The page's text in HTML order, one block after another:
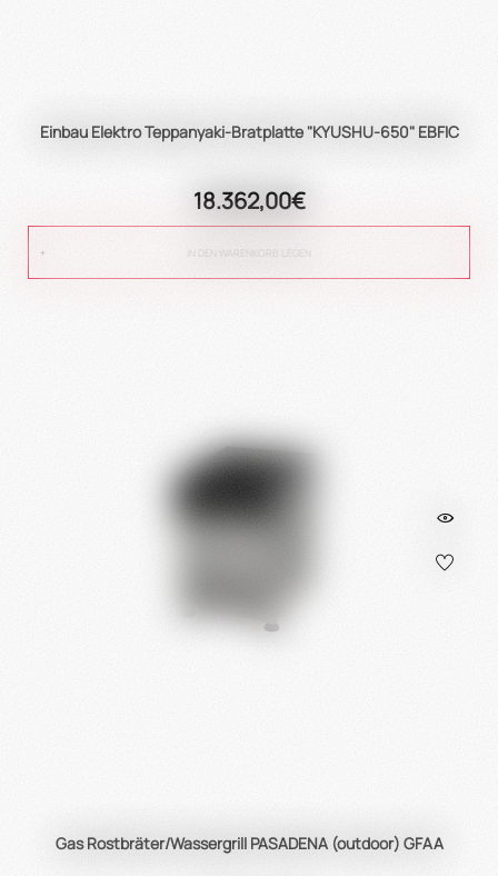
Einbau Elektro Teppanyaki-Bratplatte "KYUSHU-650" EBFIC
18.362,00€
IN DEN WARENKORB LEGEN
Gas Rostbräter/Wassergrill PASADENA (outdoor) GFAA